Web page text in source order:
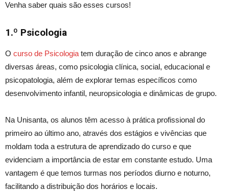
Venha saber quais são esses cursos!
1.º Psicologia
O curso de Psicologia tem duração de cinco anos e abrange
diversas áreas, como psicologia clínica, social, educacional e
psicopatologia, além de explorar temas específicos como
desenvolvimento infantil, neuropsicologia e dinâmicas de grupo.
Na Unisanta, os alunos têm acesso à prática profissional do
primeiro ao último ano, através dos estágios e vivências que
moldam toda a estrutura de aprendizado do curso e que
evidenciam a importância de estar em constante estudo. Uma
vantagem é que temos turmas nos períodos diurno e noturno,
facilitando a distribuição dos horários e locais.